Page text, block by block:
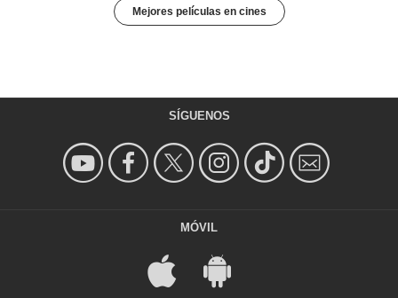
Mejores películas en cines
SÍGUENOS
MÓVIL